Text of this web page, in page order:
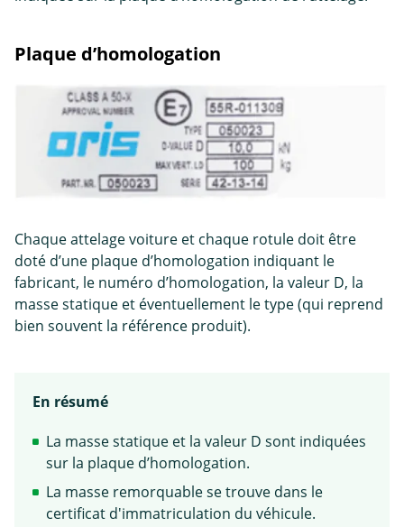
Plaque d’homologation
Chaque attelage voiture et chaque rotule doit être
doté d’une plaque d’homologation indiquant le
fabricant, le numéro d’homologation, la valeur D, la
masse statique et éventuellement le type (qui reprend
bien souvent la référence produit).
En résumé
La masse statique et la valeur D sont indiquées
sur la plaque d’homologation.
La masse remorquable se trouve dans le
certificat d'immatriculation du véhicule.